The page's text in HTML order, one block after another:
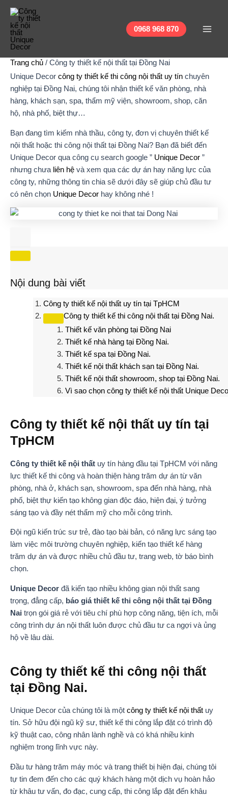
dung
0968 968 870
Trang chủ / Công ty thiết kế nội thất tại Đồng Nai
Unique Decor công ty thiết kế thi công nội thất uy tín chuyên
nghiệp tại Đồng Nai, chúng tôi nhận thiết kế văn phòng, nhà
hàng, khách sạn, spa, thẩm mỹ viện, showroom, shop, căn
hộ, nhà phố, biệt thự…
Bạn đang tìm kiếm nhà thầu, công ty, đơn vị chuyên thiết kế
nội thất hoặc thi công nội thất tại Đồng Nai? Bạn đã biết đến
Unique Decor qua công cụ search google ” Unique Decor ”
nhưng chưa liên hệ và xem qua các dự án hay năng lực của
công ty, những thông tin chia sẽ dưới đây sẽ giúp chủ đầu tư
có nên chọn Unique Decor hay không nhé !
Nội dung bài viết
Công ty thiết kế nội thất uy tín tại TpHCM
Công ty thiết kế thi công nội thất tại Đồng Nai.
Thiết kế văn phòng tại Đồng Nai
Thiết kế nhà hàng tại Đồng Nai.
Thiết kế spa tại Đồng Nai.
Thiết kế nội thất khách sạn tại Đồng Nai.
Thiết kế nội thất showroom, shop tại Đồng Nai.
Vì sao chọn công ty thiết kế nội thất Unique
Công ty thiết kế nội thất uy tín tại
TpHCM
Công ty thiết kế nội thất uy tín hàng đầu tại TpHCM với năng
lực thiết kế thi công và hoàn thiện hàng trăm dự án từ văn
phòng, nhà ở, khách sạn, showroom, spa đến nhà hàng, nhà
phố, biệt thự kiến tạo không gian độc đáo, hiện đại, ý tưởng
sáng tạo và đầy nét thẩm mỹ cho mỗi công trình.
Đội ngũ kiến trúc sư trẻ, đào tạo bài bản, có năng lực sáng tạo
làm việc môi trường chuyên nghiệp, kiến tạo thiết kế hàng
trăm dự án và được nhiều chủ đầu tư, trang web, tờ báo bình
chọn.
Unique Decor đã kiến tạo nhiều không gian nội thất sang
trọng, đẳng cấp, báo giá thiết kế thi công nội thất tại Đồng
Nai trọn gói giá rẻ với tiêu chí phù hợp công năng, tiện ích, mỗi
công trình dự án nội thất luôn được chủ đầu tư ca ngợi và ủng
hộ về lâu dài.
Công ty thiết kế thi công nội thất
tại Đồng Nai.
Unique Decor của chúng tôi là một công ty thiết kế nội thất uy
tín. Sở hữu đội ngũ kỹ sư, thiết kế thi công lắp đặt có trình độ
kỹ thuật cao, công nhân lành nghề và có khá nhiều kinh
nghiệm trong lĩnh vực này.
Đầu tư hàng trăm máy móc và trang thiết bị hiện đại, chúng tôi
tự tin đem đến cho các quý khách hàng một dịch vụ hoàn hảo
từ khâu tư vấn, đo đạc, cung cấp, thi công lắp đặt đến khâu
Menu
kiếm
...